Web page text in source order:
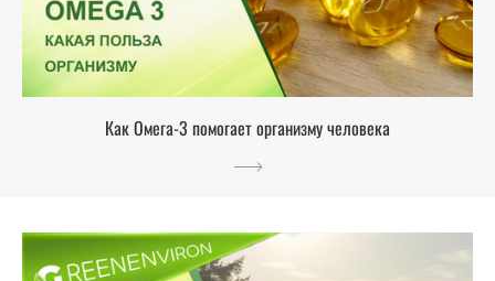
Как Омега-3 помогает организму человека